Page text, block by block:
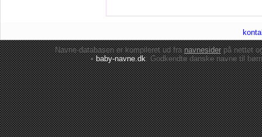
Navne-databasen er kompileret ud franavnesiderpå nettet
•baby-navne.dk: Godkendte danskenavne til børn